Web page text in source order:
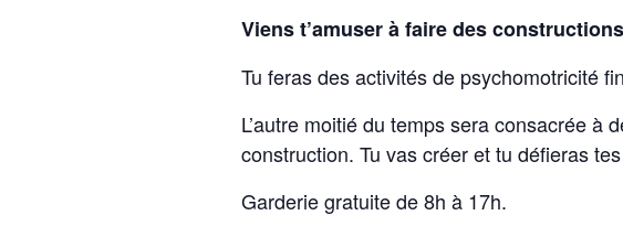
Viens t’amuser à faire des
Tu feras des activités de psychomotricité
L’autre moitié du temps sera consacrée
construction. Tu vas créer et tu défieras
Garderie gratuite de 8h à 17h.